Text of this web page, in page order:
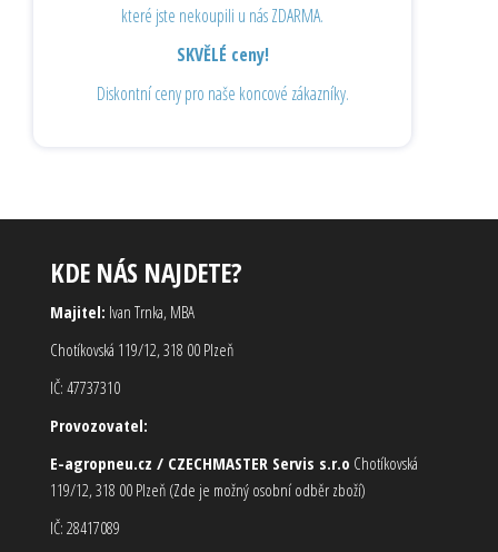
které jste nekoupili u nás ZDARMA.
SKVĚLÉ ceny!
Diskontní ceny pro naše koncové zákazníky.
KDE NÁS NAJDETE?
Majitel: Ivan Trnka, MBA
Chotíkovská 119/12, 318 00 Plzeň
IČ: 47737310
Provozovatel:
E-agropneu.cz / CZECHMASTER Servis s.r.o Chotíkovská
119/12, 318 00 Plzeň (Zde je možný osobní odběr zboží)
IČ: 28417089